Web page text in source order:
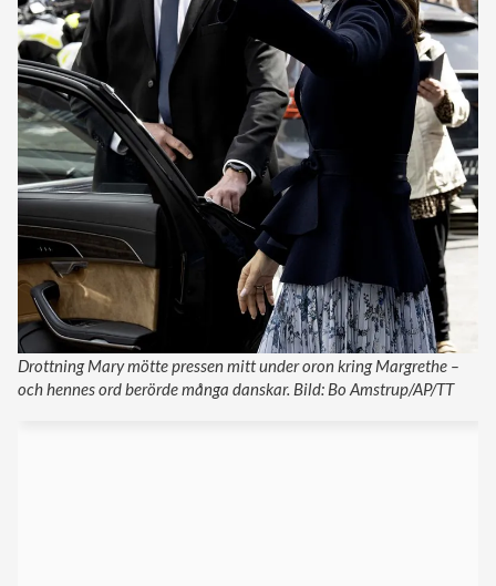
Drottning Mary mötte pressen mitt under oron kring Margrethe –
och hennes ord berörde många danskar. Bild: Bo Amstrup/AP/TT